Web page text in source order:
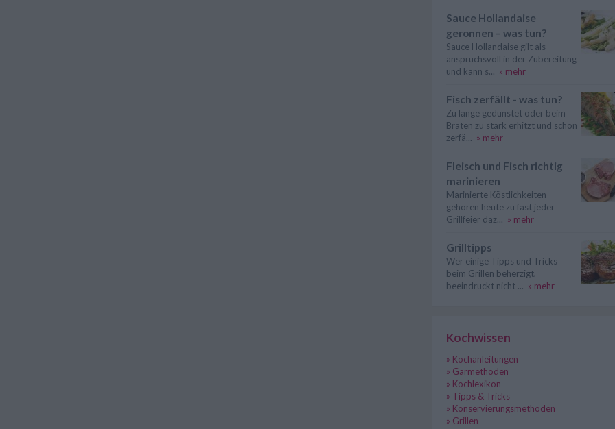
Sauce Hollandaise
geronnen – was tun?
Sauce Hollandaise gilt als
anspruchsvoll in der Zubereitung
und kann s... » mehr
Fisch zerfällt - was tun?
Zu lange gedünstet oder beim
Braten zu stark erhitzt und schon
zerfä... » mehr
Fleisch und Fisch richtig
marinieren
Marinierte Köstlichkeiten
gehören heute zu fast jeder
Grillfeier daz... » mehr
Grilltipps
Wer einige Tipps und Tricks
beim Grillen beherzigt,
beeindruckt nicht ... » mehr
Kochwissen
» Kochanleitungen
» Garmethoden
» Kochlexikon
» Tipps & Tricks
» Konservierungsmethoden
» Grillen